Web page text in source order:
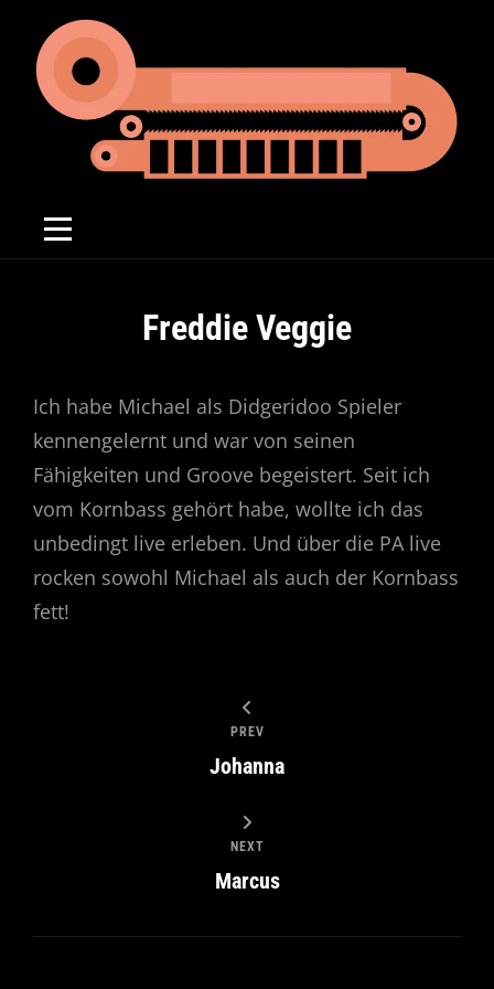
content
Freddie Veggie
Ich habe Michael als Didgeridoo Spieler
kennengelernt und war von seinen
Fähigkeiten und Groove begeistert. Seit ich
vom Kornbass gehört habe, wollte ich das
unbedingt live erleben. Und über die PA live
rocken sowohl Michael als auch der Kornbass
fett!
Beitragsnavigation
PREV
Johanna
NEXT
Marcus